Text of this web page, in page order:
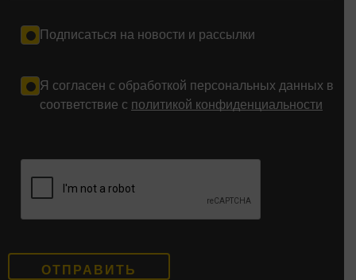
Подписаться на новости и рассылки
Я согласен с обработкой персональных данных в
соответствие с политикой конфиденциальности